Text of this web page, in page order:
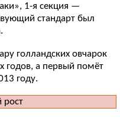
1-я секция —
стандарт был
голландских овчарок
годов, а первый помёт
году.